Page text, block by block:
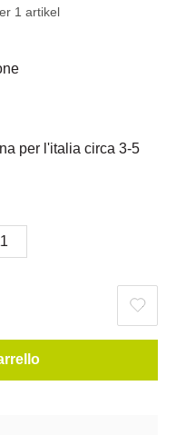
1 artikel
per l'italia circa 3-5